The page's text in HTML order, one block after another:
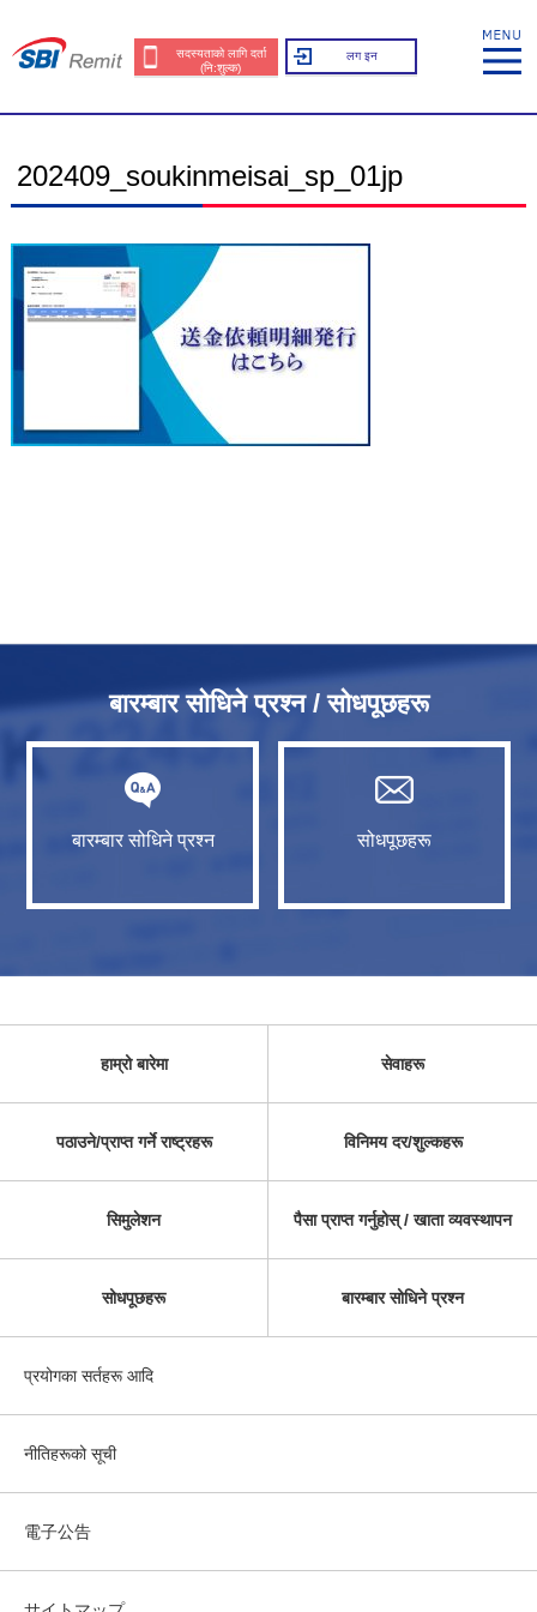
सदस्यताको लागि दर्ता
(नि:शुल्क)
लग इन
202409_soukinmeisai_sp_01jp
बारम्बार सोधिने प्रश्न / सोधपूछहरू
बारम्बार सोधिने प्रश्न सोधपूछहरू
हाम्रो बारेमा सेवाहरू
पठाउने/प्राप्त गर्ने राष्ट्रहरू विनिमय दर/शुल्कहरू
सिमुलेशन पैसा प्राप्त गर्नुहोस् / खाता व्यवस्थापन
सोधपूछहरू बारम्बार सोधिने प्रश्न
प्रयोगका सर्तहरू आदि
नीतिहरूको सूची
電子公告